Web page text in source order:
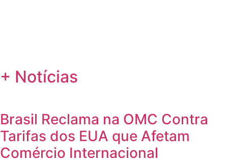
+ Notícias
Brasil Reclama na OMC Contra
Tarifas dos EUA que Afetam
Comércio Internacional